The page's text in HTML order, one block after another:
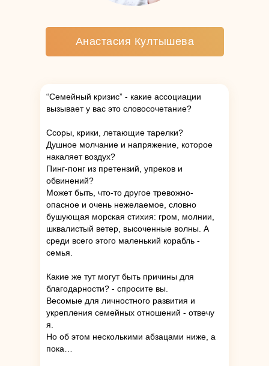
Анастасия Култышева
“Семейный кризис” - какие ассоциации
вызывает у вас это словосочетание?
Ссоры, крики, летающие тарелки?
Душное молчание и напряжение, которое
накаляет воздух?
Пинг-понг из претензий, упреков и
обвинений?
Может быть, что-то другое тревожно-
опасное и очень нежелаемое, словно
бушующая морская стихия: гром, молнии,
шквалистый ветер, высоченные волны. А
среди всего этого маленький корабль -
семья.
Какие же тут могут быть причины для
благодарности? - спросите вы.
Весомые для личностного развития и
укрепления семейных отношений - отвечу
я.
Но об этом несколькими абзацами ниже, а
пока…